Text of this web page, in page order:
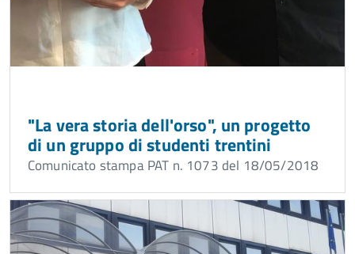
"La vera storia dell'orso", un progetto
di un gruppo di studenti trentini
Comunicato stampa PAT n. 1073 del 18/05/2018